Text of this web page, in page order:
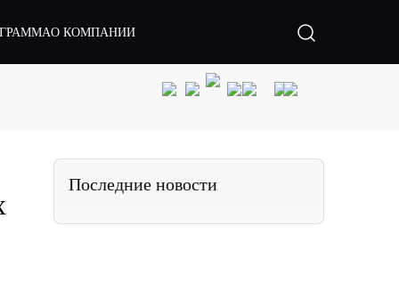
О КОМПАНИИ
Последние новости